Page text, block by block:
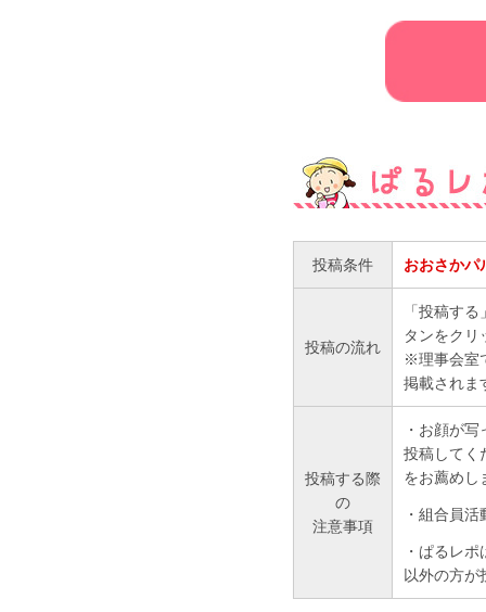
投稿条件 おおさかパ
投稿の流れ
「投稿す
タンをクリ
※理事会室
掲載されま
投稿する際
の
注意事項
・お顔が
投稿してく
をお薦めし
・組合員
・ぱるレ
以外の方が